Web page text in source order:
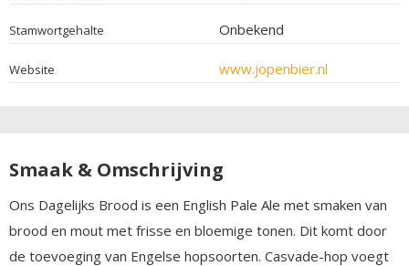
Stamwortgehalte Onbekend
Website www.jopenbier.nl
Smaak & Omschrijving
Ons Dagelijks Brood is een English Pale Ale met smaken van
brood en mout met frisse en bloemige tonen. Dit komt door
de toevoeging van Engelse hopsoorten. Casvade-hop voegt